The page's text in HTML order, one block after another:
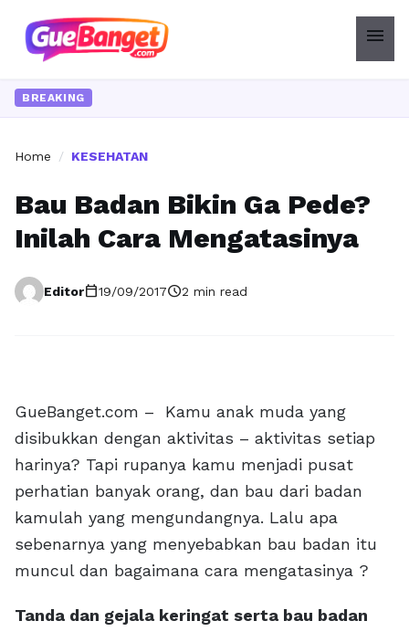
menu
BREAKING
Home / KESEHATAN
Bau Badan Bikin Ga Pede?
Inilah Cara Mengatasinya
Editorcalendar_today19/09/2017schedule2 min read
GueBanget.com – Kamu anak muda yang
disibukkan dengan aktivitas – aktivitas setiap
harinya? Tapi rupanya kamu menjadi pusat
perhatian banyak orang, dan bau dari badan
kamulah yang mengundangnya. Lalu apa
sebenarnya yang menyebabkan bau badan itu
muncul dan bagaimana cara mengatasinya ?
Tanda dan gejala keringat serta bau badan